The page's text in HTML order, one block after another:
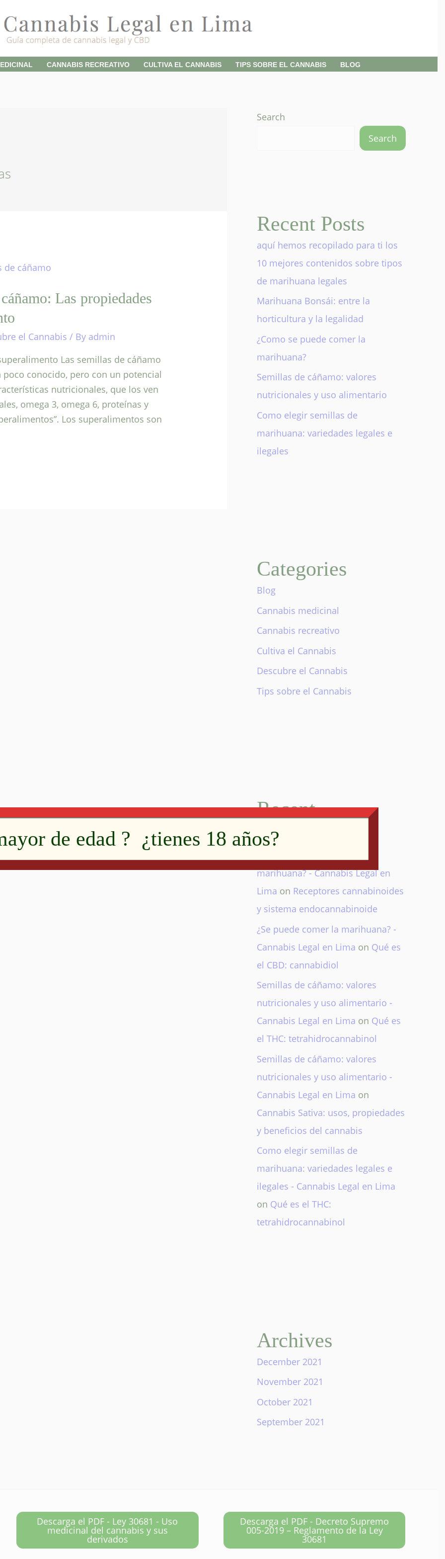
CANNABIS RECREATIVO CULTIVA EL CANNABIS TIPS SOBRE EL CANNABIS BLOG
Las propiedades
el Cannabis / By admin
Las semillas de cáñamo
conocido, pero con un potencial
nutricionales, que los ven
omega 3, omega 6, proteínas y
Los superalimentos son
Search
Search
Recent Posts
aquí hemos recopilado para ti los
10 mejores contenidos sobre tipos
de marihuana legales
Marihuana Bonsái: entre la
horticultura y la legalidad
¿Como se puede comer la
marihuana?
Semillas de cáñamo: valores
nutricionales y uso alimentario
Como elegir semillas de
marihuana: variedades legales e
ilegales
Categories
Blog
Cannabis medicinal
Cannabis recreativo
Cultiva el Cannabis
Descubre el Cannabis
Tips sobre el Cannabis
Recent
Comments
marihuana? - Cannabis Legal en
Lima on Receptores cannabinoides
y sistema endocannabinoide
¿Se puede comer la marihuana? -
Cannabis Legal en Lima on Qué es
el CBD: cannabidiol
Semillas de cáñamo: valores
nutricionales y uso alimentario -
Cannabis Legal en Lima on Qué es
el THC: tetrahidrocannabinol
Semillas de cáñamo: valores
nutricionales y uso alimentario -
Cannabis Legal en Lima on
Cannabis Sativa: usos, propiedades
y beneficios del cannabis
Como elegir semillas de
marihuana: variedades legales e
ilegales - Cannabis Legal en Lima
on Qué es el THC:
tetrahidrocannabinol
Archives
December 2021
November 2021
October 2021
September 2021
Descarga el PDF - Ley 30681 - Uso
medicinal del cannabis y sus
derivados
Descarga el PDF - Decreto Supremo
005-2019 – Reglamento de la Ley
30681
de edad ? ¿tienes 18 años?